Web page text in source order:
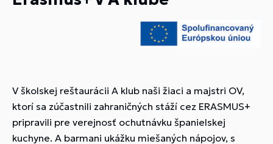
V školskej reštaurácii A klub naši žiaci a majstri OV,
ktorí sa zúčastnili zahraničných stáží cez ERASMUS+
pripravili pre verejnosť ochutnávku španielskej
kuchyne. A barmani ukážku miešaných nápojov, s